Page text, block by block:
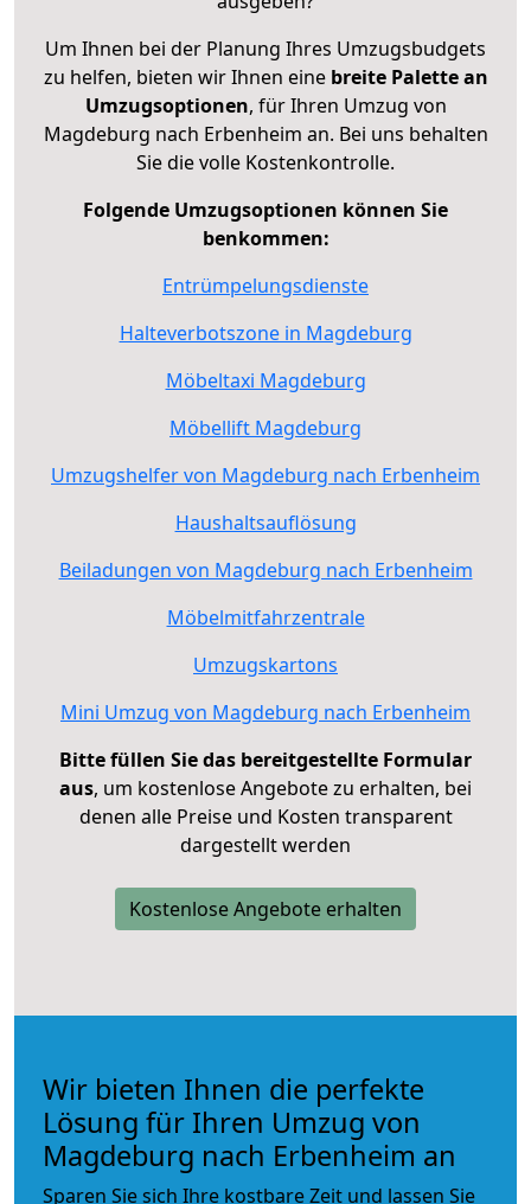
Um Ihnen bei der Planung Ihres Umzugsbudgets
zu helfen, bieten wir Ihnen eine breite Palette an
Umzugsoptionen, für Ihren Umzug von
Magdeburg nach Erbenheim an. Bei uns behalten
Sie die volle Kostenkontrolle.
Folgende Umzugsoptionen können Sie
benkommen:
Entrümpelungsdienste
Halteverbotszone in Magdeburg
Möbeltaxi Magdeburg
Möbellift Magdeburg
Umzugshelfer von Magdeburg nach Erbenheim
Haushaltsauflösung
Beiladungen von Magdeburg nach Erbenheim
Möbelmitfahrzentrale
Umzugskartons
Mini Umzug von Magdeburg nach Erbenheim
Bitte füllen Sie das bereitgestellte Formular
aus, um kostenlose Angebote zu erhalten, bei
denen alle Preise und Kosten transparent
dargestellt werden
Kostenlose Angebote erhalten
Wir bieten Ihnen die perfekte
Lösung für Ihren Umzug von
Magdeburg nach Erbenheim an
Sparen Sie sich Ihre kostbare Zeit und lassen Sie